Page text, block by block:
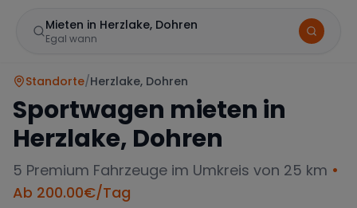
Mieten in Herzlake, Dohren
Egal wann
Standorte/Herzlake, Dohren
Sportwagen mieten in
Herzlake, Dohren
5 Premium Fahrzeuge im Umkreis von 25 km •
Ab 200.00€/Tag